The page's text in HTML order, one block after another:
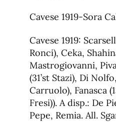
Cavese 1919-Sora
Cavese 1919:
Ronci), Ceka,
Mastrogiovanni,
(31’st Stazi), Di
Carruolo), Fanasca
Fresi)). A disp.: De
Pepe, Remia. All.